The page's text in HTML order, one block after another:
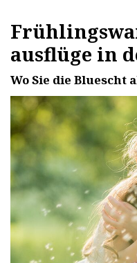
ausflüge in
Wo Sie die Bluescht